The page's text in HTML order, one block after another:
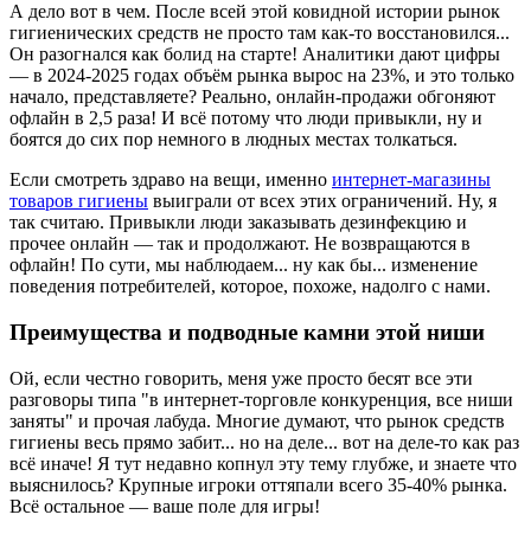
А дело вот в чем. После всей этой ковидной истории рынок
гигиенических средств не просто там как-то восстановился...
Он разогнался как болид на старте! Аналитики дают цифры
— в 2024-2025 годах объём рынка вырос на 23%, и это только
начало, представляете? Реально, онлайн-продажи обгоняют
офлайн в 2,5 раза! И всё потому что люди привыкли, ну и
боятся до сих пор немного в людных местах толкаться.
Если смотреть здраво на вещи, именно интернет-магазины
товаров гигиены выиграли от всех этих ограничений. Ну, я
так считаю. Привыкли люди заказывать дезинфекцию и
прочее онлайн — так и продолжают. Не возвращаются в
офлайн! По сути, мы наблюдаем... ну как бы... изменение
поведения потребителей, которое, похоже, надолго с нами.
Преимущества и подводные камни этой ниши
Ой, если честно говорить, меня уже просто бесят все эти
разговоры типа "в интернет-торговле конкуренция, все ниши
заняты" и прочая лабуда. Многие думают, что рынок средств
гигиены весь прямо забит... но на деле... вот на деле-то как раз
всё иначе! Я тут недавно копнул эту тему глубже, и знаете что
выяснилось? Крупные игроки оттяпали всего 35-40% рынка.
Всё остальное — ваше поле для игры!